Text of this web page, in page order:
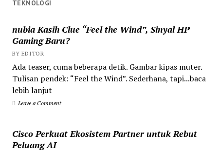
TEKNOLOGI
nubia Kasih Clue “Feel the Wind”, Sinyal HP
Gaming Baru?
BY EDITOR
Ada teaser, cuma beberapa detik. Gambar kipas muter.
Tulisan pendek: “Feel the Wind”. Sederhana, tapi...baca
lebih lanjut
Leave a Comment
Cisco Perkuat Ekosistem Partner untuk Rebut
Peluang AI